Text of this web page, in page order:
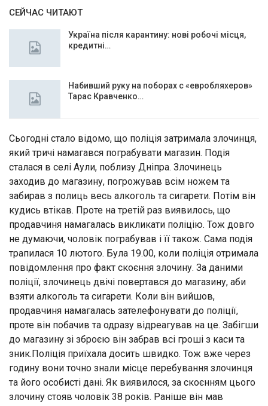
СЕЙЧАС ЧИТАЮТ
Україна після карантину: нові робочі місця,
кредитні…
Набивший руку на поборах с «евробляхеров»
Тарас Кравченко…
Сьогодні стало відомо, що поліція затримала злочинця,
який тричі намагався пограбувати магазин. Подія
сталася в селі Аули, поблизу Дніпра. Злочинець
заходив до магазину, погрожував всім ножем та
забирав з полиць весь алкоголь та сигарети. Потім він
кудись втікав. Проте на третій раз виявилось, що
продавчиня намагалась викликати поліцію. Тож довго
не думаючи, чоловік пограбував і її також. Сама подія
трапилася 10 лютого. Була 19.00, коли поліція отримала
повідомлення про факт скоєння злочину. За даними
поліції, злочинець двічі повертався до магазину, аби
взяти алкоголь та сигарети. Коли він вийшов,
продавчиня намагалась зателефонувати до поліції,
проте він побачив та одразу відреагував на це. Забігши
до магазину зі зброєю він забрав всі гроші з каси та
зник.Поліція приїхала досить швидко. Тож вже через
годину вони точно знали місце перебування злочинця
та його особисті дані. Як виявилося, за скоєнням цього
злочину стояв чоловік 38 років. Раніше він мав